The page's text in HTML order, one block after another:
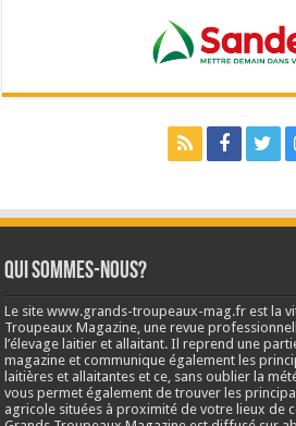
Qui sommes-nous?
Le site www.grands-troupeaux-mag.fr est la
Troupeaux Magazine, une revue
l’élevage laitier et allaitant. Il reprend une
magazine et communique également les
laitières et allaitantes et ce, sans oublier la
vous permet également de trouver les
agricole situées à proximité de votre lieux de